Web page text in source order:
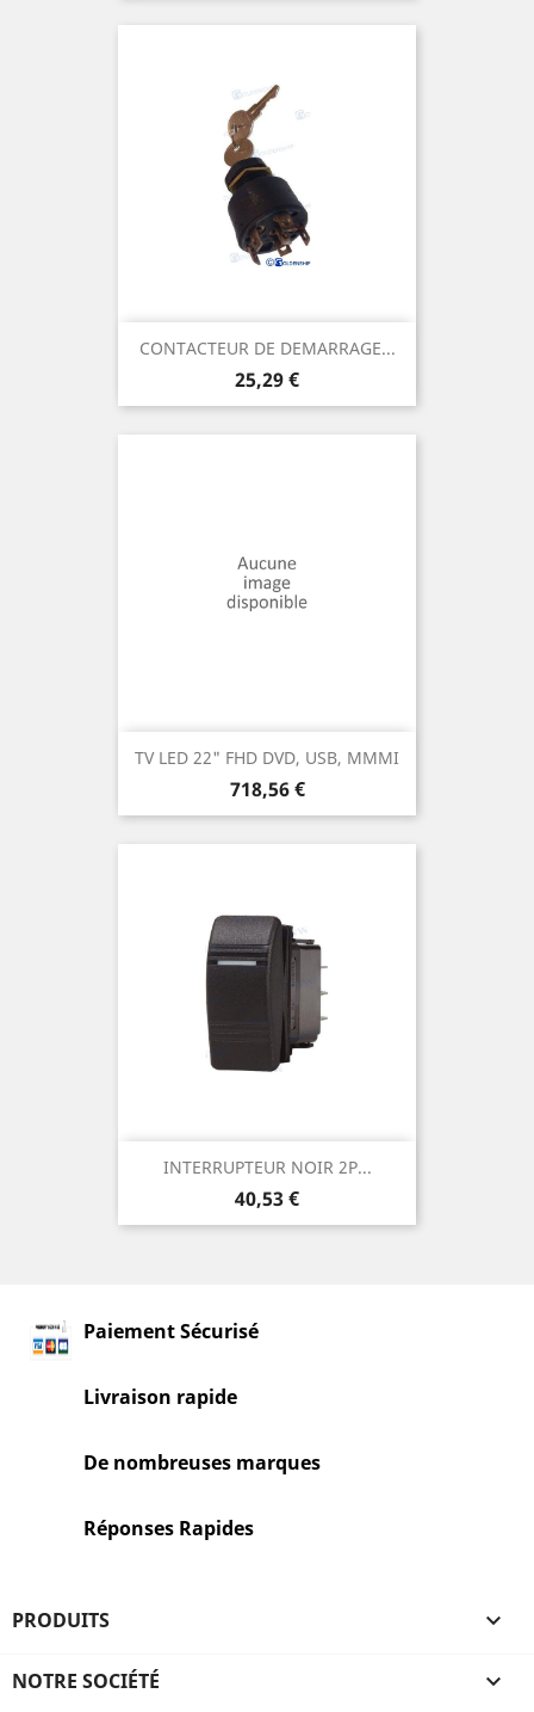
CONTACTEUR DE DEMARRAGE...
Prix
25,29 €
TV LED 22" FHD DVD, USB, MMMI
Prix
718,56 €
INTERRUPTEUR NOIR 2P...
Prix
40,53 €
Paiement Sécurisé
Livraison rapide
De nombreuses marques
Réponses Rapides
PRODUITS 
NOTRE SOCIÉTÉ 